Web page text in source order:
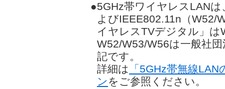
●5GHz帯ワイヤレスLAN
よびIEEE802.11n（W52/
イヤレスTVデジタル」
W52/W53/W56は一般社
記です。
詳細は
「5GHz帯無線
ン をご参照ください。